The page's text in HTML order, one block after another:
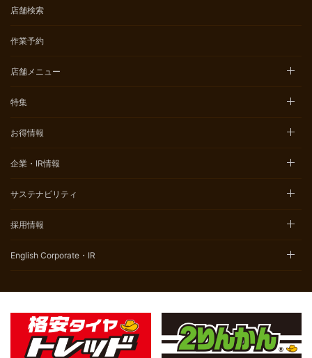
店舗検索
作業予約
店舗メニュー
特集
お得情報
企業・IR情報
サステナビリティ
採用情報
English Corporate・IR